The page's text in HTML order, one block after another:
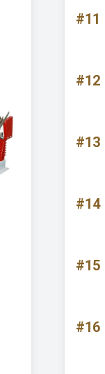
#11
#12
#13
#14
#15
#16